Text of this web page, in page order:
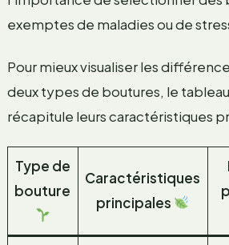
exemptes de maladies ou de
Pour mieux visualiser les
deux types de boutures, le
récapitule leurs caractéristiques
Type de
bouture
Caractéristiques
principales